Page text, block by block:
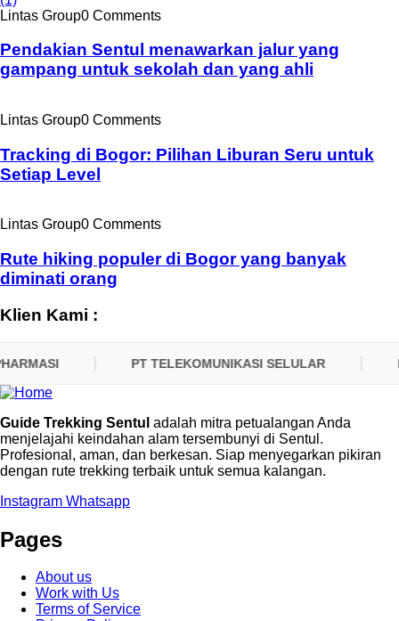
Lintas Group0 Comments
Pendakian Sentul menawarkan jalur yang
gampang untuk sekolah dan yang ahli
Lintas Group0 Comments
Tracking di Bogor: Pilihan Liburan Seru untuk
Setiap Level
Lintas Group0 Comments
Rute hiking populer di Bogor yang banyak
diminati orang
Klien Kami :
PT TELEKOMUNIKASI SELULAR
Guide Trekking Sentul adalah mitra petualangan Anda
menjelajahi keindahan alam tersembunyi di Sentul.
Profesional, aman, dan berkesan. Siap menyegarkan pikiran
dengan rute trekking terbaik untuk semua kalangan.
Instagram Whatsapp
Pages
About us
Work with Us
Terms of Service